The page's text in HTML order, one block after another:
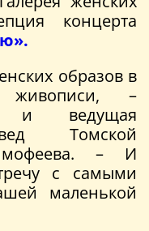
концерта
образов в
–
и ведущая
Томской
– И
с самыми
маленькой